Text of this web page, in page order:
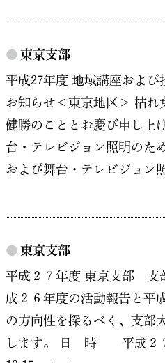
● 東京支部
平成27年度 地域講座および
お知らせ＜東京地区＞ 枯れ
健勝のこととお慶び申し上
台・テレビジョン照明のた
および舞台・テレビジョン
● 東京支部
平成２７年度 東京支部 支
成２６年度の活動報告と平
の方向性を探るべく、支部
します。 日 時 平成２